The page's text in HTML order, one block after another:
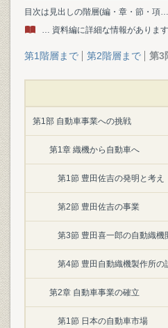
目次は見出しの階層(編・章・節・項
… 資料編に詳細な情報があります
第1階層まで 第2階層まで 第3
第1部 自動車事業への挑戦
第1章 織機から自動車へ
第1節 豊田佐吉の発明と考え
第2節 豊田佐吉の事業
第3節 豊田喜一郎の自動織機
第4節 豊田自動織機製作所の
第2章 自動車事業の確立
第1節 日本の自動車市場